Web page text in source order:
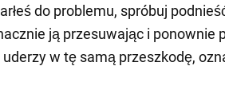
do problemu, spróbuj
ją przesuwając i ponownie
w tę samą przeszkodę,